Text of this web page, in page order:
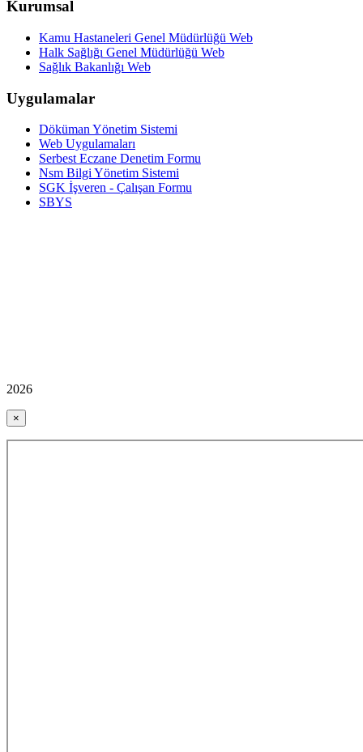
Kurumsal
Kamu Hastaneleri Genel Müdürlüğü Web
Halk Sağlığı Genel Müdürlüğü Web
Sağlık Bakanlığı Web
Uygulamalar
Döküman Yönetim Sistemi
Web Uygulamaları
Serbest Eczane Denetim Formu
Nsm Bilgi Yönetim Sistemi
SGK İşveren - Çalışan Formu
SBYS
2026
×